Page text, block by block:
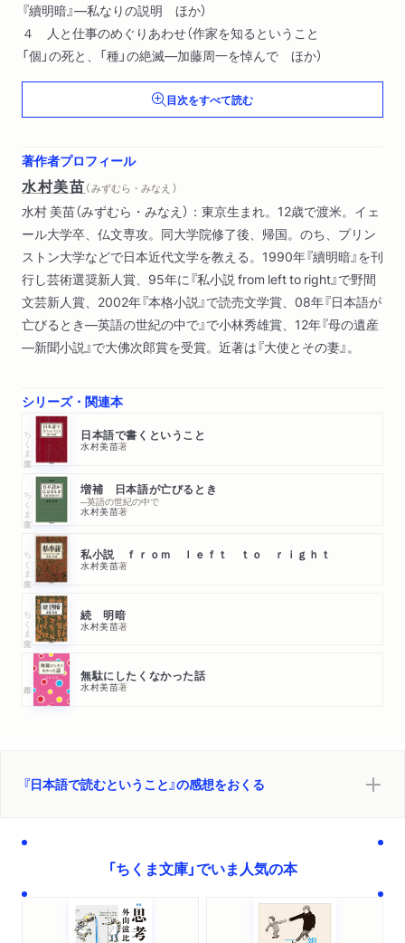
『續明暗』―私なりの説明 ほか）
４ 人と仕事のめぐりあわせ（作家を知るということ
「個」の死と、「種」の絶滅―加藤周一を悼んで ほか）
目次をすべて読む
著作者プロフィール
水村美苗（ みずむら・みなえ ）
水村 美苗（みずむら・みなえ）：東京生まれ。12歳で渡米。イェ
ール大学卒、仏文専攻。同大学院修了後、帰国。のち、プリン
ストン大学などで日本近代文学を教える。1990年『續明暗』を刊
行し芸術選奨新人賞、95年に『私小説 from left to right』で野間
文芸新人賞、2002年『本格小説』で読売文学賞、08年『日本語が
亡びるとき―英語の世紀の中で』で小林秀雄賞、12年『母の遺産
―新聞小説』で大佛次郎賞を受賞。近著は『大使とその妻』。
シリーズ・関連本
ちくま文庫 日本語で書くということ
水村美苗著
ちくま文庫 増補 日本語が亡びるとき
─英語の世紀の中で
水村美苗著
ちくま文庫 私小説 ｆｒｏｍ ｌｅｆｔ ｔｏ ｒｉｇｈｔ
水村美苗著
ちくま文庫 続 明暗
水村美苗著
無駄にしたくなかった話
水村美苗著
『日本語で読むということ』の感想をおくる
「ちくま文庫」でいま人気の本